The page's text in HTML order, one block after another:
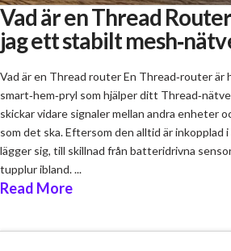
Vad är en Thread
jag ett stabilt
Vad är en Thread router En Thread‑router är
smart‑hem‑pryl som hjälper ditt
skickar vidare signaler mellan andra enheter
som det ska. Eftersom den alltid är inkopplad
lägger sig, till skillnad från batteridrivna
tupplur ibland. ...
Read More